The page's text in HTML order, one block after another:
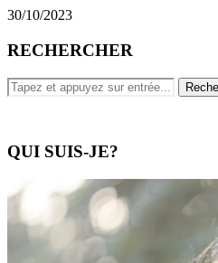
30/10/2023
RECHERCHER
QUI SUIS-JE?